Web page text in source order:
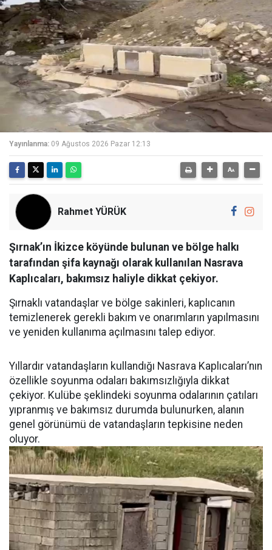
Yayınlanma: 09 Ağustos 2026 Pazar 12:13
Rahmet YÜRÜK
Şırnak’ın İkizce köyünde bulunan ve bölge halkı
tarafından şifa kaynağı olarak kullanılan Nasrava
Kaplıcaları, bakımsız haliyle dikkat çekiyor.
Şırnaklı vatandaşlar ve bölge sakinleri, kaplıcanın
temizlenerek gerekli bakım ve onarımların yapılmasını
ve yeniden kullanıma açılmasını talep ediyor.
Yıllardır vatandaşların kullandığı Nasrava Kaplıcaları’nın
özellikle soyunma odaları bakımsızlığıyla dikkat
çekiyor. Kulübe şeklindeki soyunma odalarının çatıları
yıpranmış ve bakımsız durumda bulunurken, alanın
genel görünümü de vatandaşların tepkisine neden
oluyor.